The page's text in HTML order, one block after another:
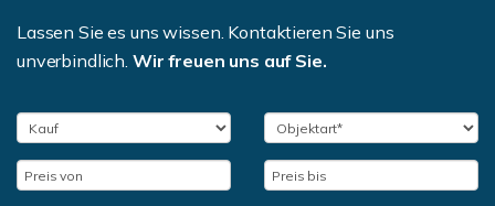
Lassen Sie es uns wissen. Kontaktieren Sie uns
unverbindlich. Wir freuen uns auf Sie.